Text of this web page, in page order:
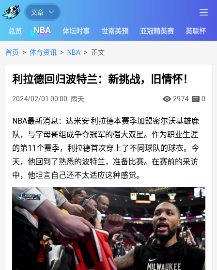
让
足
球
文章
总览 NBA 体坛时事 世南美预 亚冠精英赛 英联杯
首页 体育资讯 NBA 正文
利拉德回归波特兰：新挑战，旧情怀！
2024/02/01 00:00 雨天 2974 0
NBA最新消息：达米安·利拉德本赛季加盟密尔沃基雄鹿
队，与字母哥组成争夺冠军的强大双星。作为职业生涯
的第11个赛季，利拉德首次穿上了不同球队的球衣。今
天，他回到了熟悉的波特兰，准备比赛。在赛前的采访
中，他坦言自己还不太适应这种感觉。